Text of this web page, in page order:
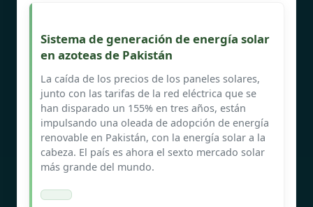
Sistema de generación de energía solar
en azoteas de Pakistán
La caída de los precios de los paneles solares,
junto con las tarifas de la red eléctrica que se
han disparado un 155% en tres años, están
impulsando una oleada de adopción de energía
renovable en Pakistán, con la energía solar a la
cabeza. El país es ahora el sexto mercado solar
más grande del mundo.